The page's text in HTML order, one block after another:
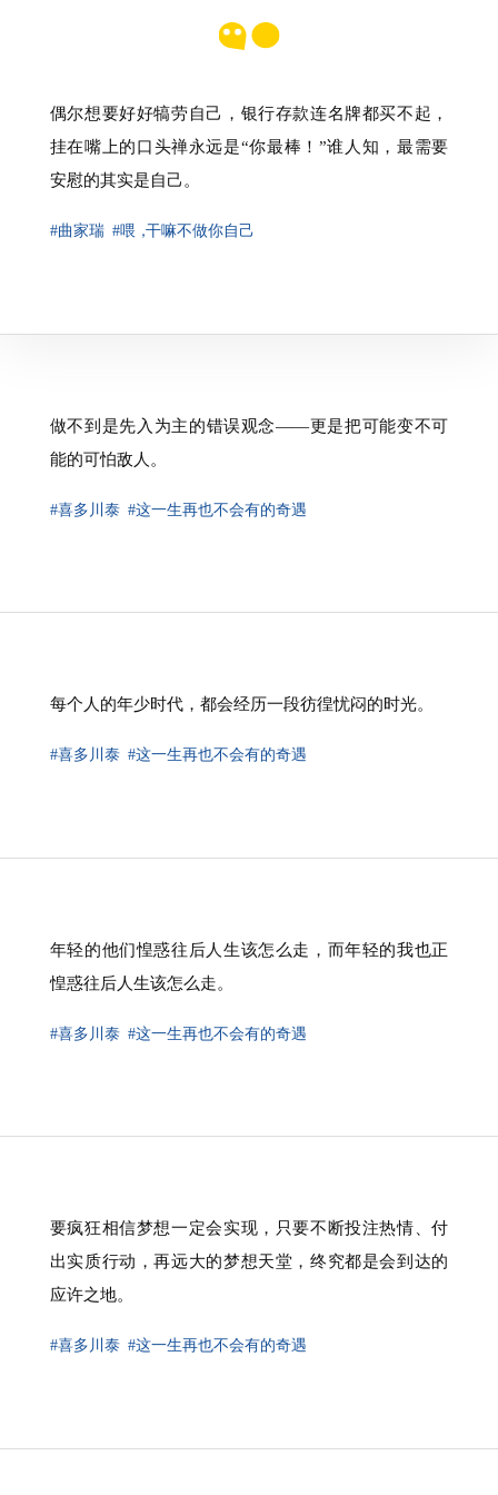
偶尔想要好好犒劳自己，银行存款连名牌都买不起，
挂在嘴上的口头禅永远是“你最棒！”谁人知，最需要
安慰的其实是自己。
#曲家瑞 #喂 ，干嘛不做你自己
做不到是先入为主的错误观念——更是把可能变不可
能的可怕敌人。
#喜多川泰 #这一生再也不会有的奇遇
⁠每个人的年少时代，都会经历一段彷徨忧闷的时光。
#喜多川泰 #这一生再也不会有的奇遇
年轻的他们惶惑往后人生该怎么走，而年轻的我也正
惶惑往后人生该怎么走。
#喜多川泰 #这一生再也不会有的奇遇
要疯狂相信梦想一定会实现，只要不断投注热情、付
出实质行动，再远大的梦想天堂，终究都是会到达的
应许之地。
#喜多川泰 #这一生再也不会有的奇遇